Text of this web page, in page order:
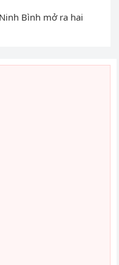
Bình mở ra hai